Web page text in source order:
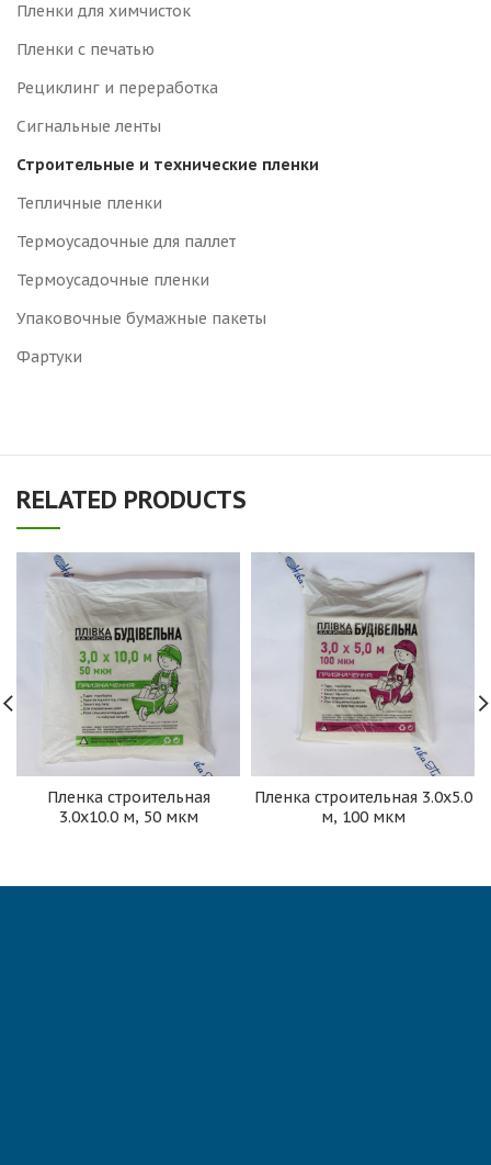
Пленки для химчисток
Пленки с печатью
Рециклинг и переработка
Сигнальные ленты
Строительные и технические пленки
Тепличные пленки
Термоусадочные для паллет
Термоусадочные пленки
Упаковочные бумажные пакеты
Фартуки
RELATED PRODUCTS
Пленка строительная
3.0х10.0 м, 50 мкм
Пленка строительная 3.0х5.0
м, 100 мкм